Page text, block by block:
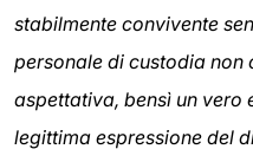
stabilmente convivente
personale di custodia non
aspettativa, bensì un vero
legittima espressione del